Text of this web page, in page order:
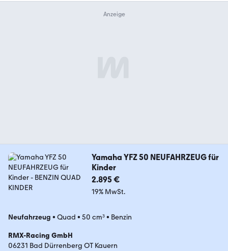
Yamaha YFZ 50 NEUFAHRZEUG für
Kinder
2.895 €
19% MwSt.
Neufahrzeug • Quad • 50 cm³• Benzin
RMX-Racing GmbH
06231 Bad Dürrenberg OT Kauern